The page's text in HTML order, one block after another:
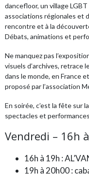
dancefloor, un village
associations régionales et
rencontre et à la
Débats, animations et
Ne manquez pas
visuels d’archives, retrace
dans le monde, en France
proposé par l’association
En soirée, c’est la fête sur
spectacles et
Vendredi – 16h
16h à 19h :
19h à 20h00 :